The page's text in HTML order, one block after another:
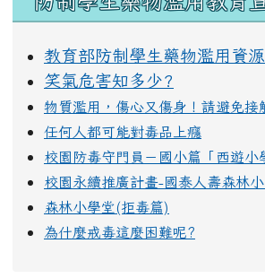
教育部防制學生藥物濫用資
笑氣危害知多少?
物質濫用，傷心又傷身！請避免接
任何人都可能對毒品上癮
校園防毒守門員－國小篇「西遊小
校園永續推廣計畫-國泰人壽森林
森林小學堂(拒毒篇)
為什麼戒毒這麼困難呢?